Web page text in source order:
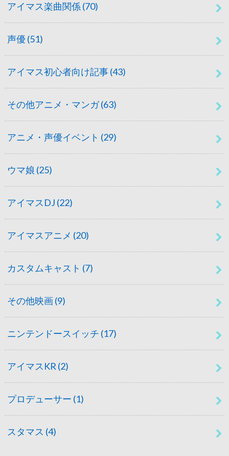
アイマス楽曲関係 (70)
声優 (51)
アイマス初心者向け記事(43)
その他アニメ・マンガ(63)
アニメ・声優イベント (29)
ウマ娘 (25)
アイマスDJ (22)
アイマスアニメ (20)
カスタムキャスト (7)
その他映画(9)
ニンテンドースイッチ (17)
アイマスKR (2)
プロデューサー (1)
スタマス (4)